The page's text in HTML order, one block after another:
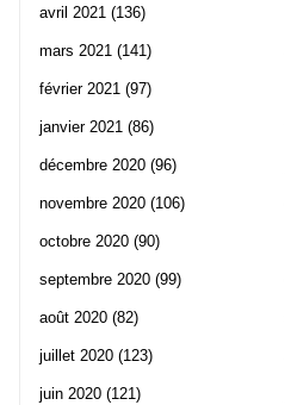
avril 2021 (136)
mars 2021 (141)
février 2021 (97)
janvier 2021 (86)
décembre 2020 (96)
novembre 2020 (106)
octobre 2020 (90)
septembre 2020 (99)
août 2020 (82)
juillet 2020 (123)
juin 2020 (121)